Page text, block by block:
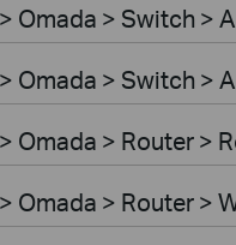
Omada > Switch >
Omada > Switch >
Omada > Router >
Omada > Router >